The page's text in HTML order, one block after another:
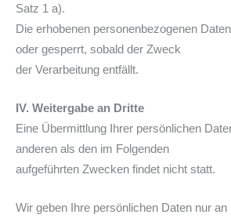
Satz 1 a).
Die erhobenen personenbezogenen
oder gesperrt, sobald der Zweck
der Verarbeitung entfällt.
IV. Weitergabe an Dritte
Eine Übermittlung Ihrer persönlichen
anderen als den im Folgenden
aufgeführten Zwecken findet nicht statt.
Wir geben Ihre persönlichen Daten nur an